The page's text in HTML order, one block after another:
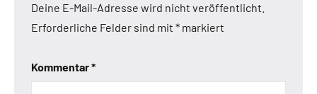
Deine E-Mail-Adresse wird nicht veröffentlicht.
Erforderliche Felder sind mit * markiert
Kommentar*